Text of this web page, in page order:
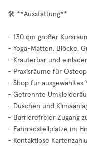
🛠️ **Ausstattung**
- 130 qm großer
- Yoga-Matten, Blöcke,
- Kräuterbar und
- Praxisräume für
- Shop für ausgewähltes
- Getrennte
- Duschen und
- Barrierefreier Zugang
- Fahrradstellplätze im
- Kontaktlose